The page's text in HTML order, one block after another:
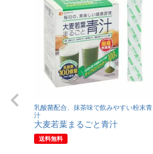
乳酸菌配合、抹茶味で飲みやすい粉末青
汁
大麦若葉まるごと青汁
送料無料